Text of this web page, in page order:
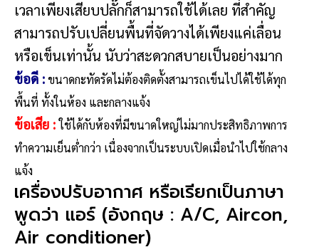
เวลาเพียงเสียบปลั๊กก็สามารถใช้ได้เลย ที่สำคัญ
สามารถปรับเปลี่ยนพื้นที่จัดวางได้เพียงแค่เลื่อน
หรือเข็นเท่านั้น นับว่าสะดวกสบายเป็นอย่างมาก
ข้อดี :ขนาดกะทัดรัดไม่ต้องติดตั้งสามารถเข็นไปได้ใช้ได้ทุก
พื้นที่ ทั้งในห้อง และกลางแจ้ง
ข้อเสีย : ใช้ได้กับห้องที่มีขนาดใหญ่ไม่มากประสิทธิภาพการ
ทำความเย็นต่ำกว่า เนื่องจากเป็นระบบเปิดเมื่อนำไปใช้กลาง
แจ้ง
เครื่องปรับอากาศ หรือเรียกเป็นภาษา
พูดว่า แอร์ (อังกฤษ : A/C, Aircon,
Air conditioner)